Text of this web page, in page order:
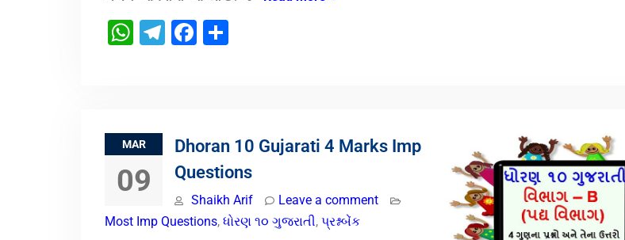
WhatsApp
Telegram
Facebook
MAR
09
Dhoran 10 Gujarati 4 Marks Imp
Questions
Shaikh Arif
Leave a comment
Most Imp Questions, ધોરણ ૧૦ ગુજરાતી, પ્રશ્નબેંક